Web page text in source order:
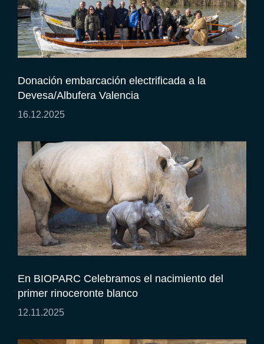
Donación embarcación electrificada a la
Devesa/Albufera Valencia
16.12.2025
En BIOPARC Celebramos el nacimiento del
primer rinoceronte blanco
12.11.2025